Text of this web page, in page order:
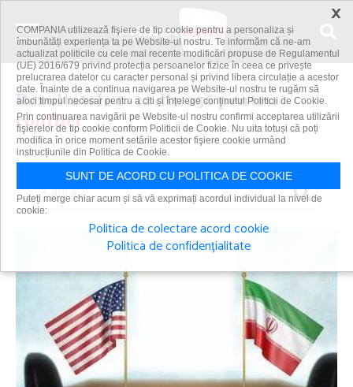
Rezultatele 1 - 12 din 236 pentru
conflict
Caută
×
COMPANIA utilizează fişiere de tip cookie pentru a personaliza și
îmbunătăți experiența ta pe Website-ul nostru. Te informăm că ne-am
actualizat politicile cu cele mai recente modificări propuse de Regulamentul
(UE) 2016/679 privind protecția persoanelor fizice în ceea ce privește
prelucrarea datelor cu caracter personal și privind libera circulație a acestor
date. Înainte de a continua navigarea pe Website-ul nostru te rugăm să
aloci timpul necesar pentru a citi și înțelege conținutul Politicii de Cookie.
Prin continuarea navigării pe Website-ul nostru confirmi acceptarea utilizării
fişierelor de tip cookie conform Politicii de Cookie. Nu uita totuși că poți
modifica în orice moment setările acestor fişiere cookie urmând
instrucțiunile din Politica de Cookie.
SUNT DE ACORD CU POLITICA DE COOKIE
Puteți merge chiar acum și să vă exprimați acordul individual la nivel de
cookie:
Politica de colectare acord cookie
Politica de confidențialitate